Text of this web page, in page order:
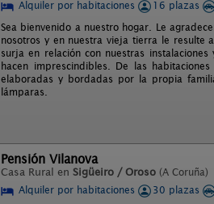
Alquiler por habitaciones
16 plazas
Sea bienvenido a nuestro hogar. Le
nosotros y en nuestra vieja tierra le resulte
surja en relación con nuestras
hacen imprescindibles. De las
elaboradas y bordadas por la propia
lámparas.
Pensión Vilanova
Casa Rural en Sigüeiro / Oroso (A Coruña)
Alquiler por habitaciones
30 plazas